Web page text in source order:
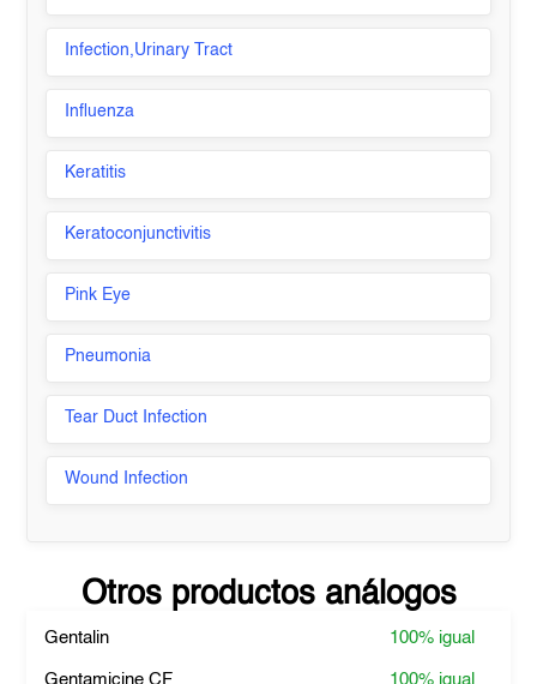
Infection,Urinary Tract
Influenza
Keratitis
Keratoconjunctivitis
Pink Eye
Pneumonia
Tear Duct Infection
Wound Infection
Otros productos análogos
Gentalin 100% igual
Gentamicine CF 100% igual